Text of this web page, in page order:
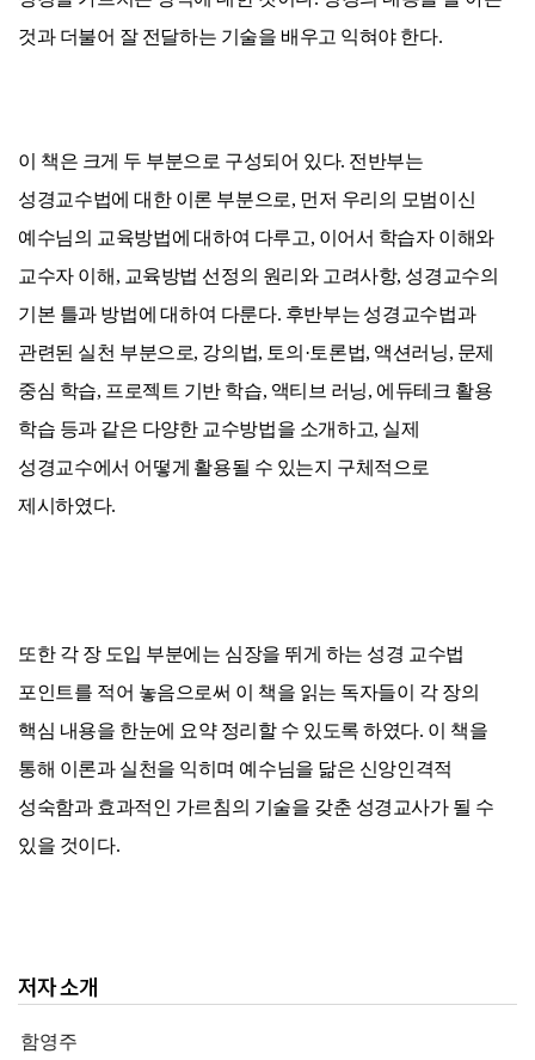
것과 더불어 잘 전달하는 기술을 배우고 익혀야 한다.
이 책은 크게 두 부분으로 구성되어 있다. 전반부는
성경교수법에 대한 이론 부분으로, 먼저 우리의 모범이신
예수님의 교육방법에 대하여 다루고, 이어서 학습자 이해와
교수자 이해, 교육방법 선정의 원리와 고려사항, 성경교수의
기본 틀과 방법에 대하여 다룬다. 후반부는 성경교수법과
관련된 실천 부분으로, 강의법, 토의·토론법, 액션러닝, 문제
중심 학습, 프로젝트 기반 학습, 액티브 러닝, 에듀테크 활용
학습 등과 같은 다양한 교수방법을 소개하고, 실제
성경교수에서 어떻게 활용될 수 있는지 구체적으로
제시하였다.
또한 각 장 도입 부분에는 심장을 뛰게 하는 성경 교수법
포인트를 적어 놓음으로써 이 책을 읽는 독자들이 각 장의
핵심 내용을 한눈에 요약 정리할 수 있도록 하였다. 이 책을
통해 이론과 실천을 익히며 예수님을 닮은 신앙인격적
성숙함과 효과적인 가르침의 기술을 갖춘 성경교사가 될 수
있을 것이다.
저자 소개
함영주